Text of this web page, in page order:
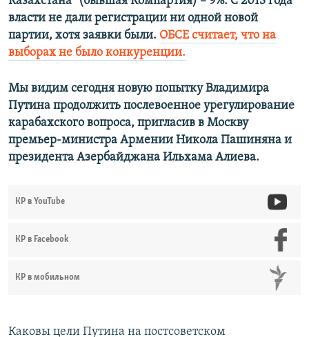
власти не дали регистрации ни одной новой
партии, хотя заявки были. ОБСЕ считает, что на
выборах не было конкуренции.
Мы видим сегодня новую попытку Владимира
Путина продолжить послевоенное урегулирование
карабахского вопроса, пригласив в Москву
премьер-министра Армении Никола Пашиняна и
президента Азербайджана Ильхама Алиева.
КР в YouTube
КР в Facebook
КР в мобильном
Каковы цели Путина на постсоветском